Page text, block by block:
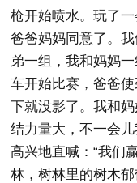
枪开始喷水。玩了
爸爸妈妈同意了。
弟一组，我和妈妈
车开始比赛，爸爸
下就没影了。我和
结力量大，不一会
高兴地直喊：“我们
林，树林里的树木